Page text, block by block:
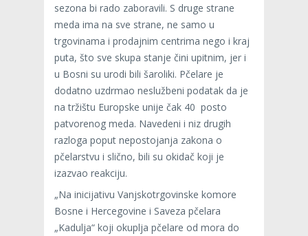
sezona bi rado zaboravili. S druge strane
meda ima na sve strane, ne samo u
trgovinama i prodajnim centrima nego i kraj
puta, što sve skupa stanje čini upitnim, jer i
u Bosni su urodi bili šaroliki. Pčelare je
dodatno uzdrmao neslužbeni podatak da je
na tržištu Europske unije čak 40 posto
patvorenog meda. Navedeni i niz drugih
razloga poput nepostojanja zakona o
pčelarstvu i slično, bili su okidač koji je
izazvao reakciju.
„Na inicijativu Vanjskotrgovinske komore
Bosne i Hercegovine i Saveza pčelara
„Kadulja“ koji okuplja pčelare od mora do